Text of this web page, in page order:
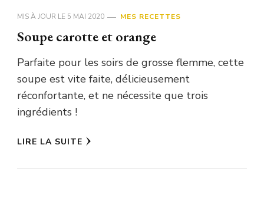
MIS À JOUR LE 5 MAI 2020 MES RECETTES
Soupe carotte et orange
Parfaite pour les soirs de grosse flemme, cette
soupe est vite faite, délicieusement
réconfortante, et ne nécessite que trois
ingrédients !
LIRE LA SUITE